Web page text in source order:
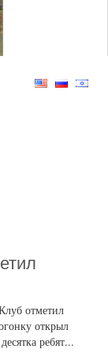
n
отметил
открыл
ребят...